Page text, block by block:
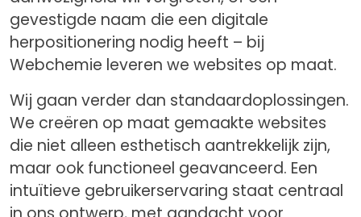
gevestigde naam die een digitale
herpositionering nodig heeft – bij
Webchemie leveren we websites op maat.
Wij gaan verder dan standaardoplossingen.
We creëren op maat gemaakte websites
die niet alleen esthetisch aantrekkelijk zijn,
maar ook functioneel geavanceerd. Een
intuïtieve gebruikerservaring staat centraal